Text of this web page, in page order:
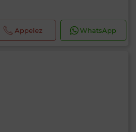
Appelez WhatsApp